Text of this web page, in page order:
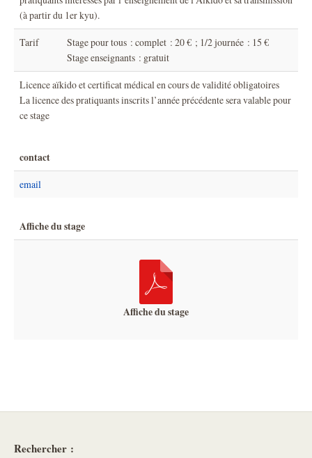
(à partir du 1er kyu).
Tarif
Stage pour tous : complet : 20 € ; 1/2 journée : 15 €
Stage enseignants : gratuit
Licence aïkido et certificat médical en cours de validité obligatoires
La licence des pratiquants inscrits l’année précédente sera valable pour
ce stage
contact
email
Affiche du stage
Affiche du stage
Rechercher :